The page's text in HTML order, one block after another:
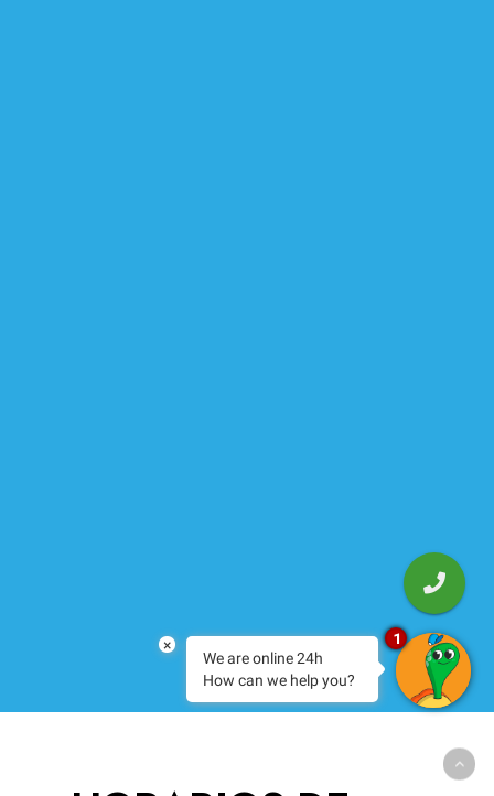
×
We are online 24h
How can we help you?
1